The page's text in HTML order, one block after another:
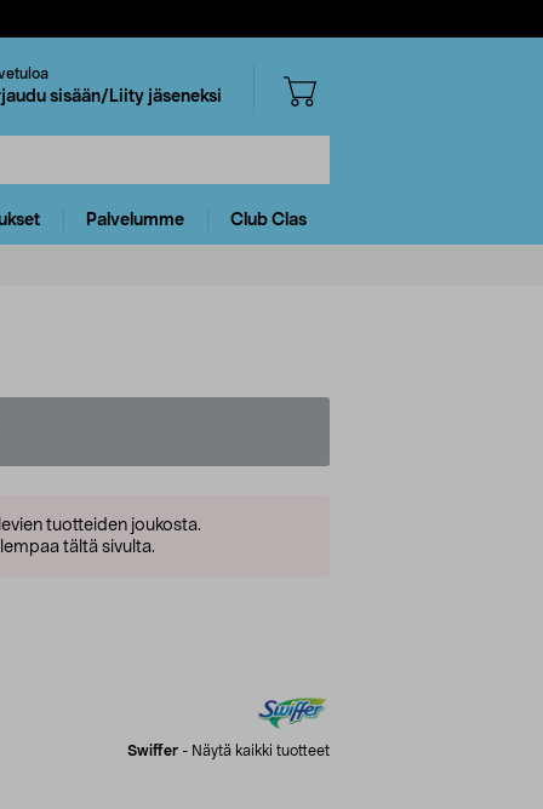
sisään/Liity jäseneksi
Palvelumme Club Clas
tuotteiden joukosta.
tältä sivulta.
Swiffer - Näytä kaikki tuotteet